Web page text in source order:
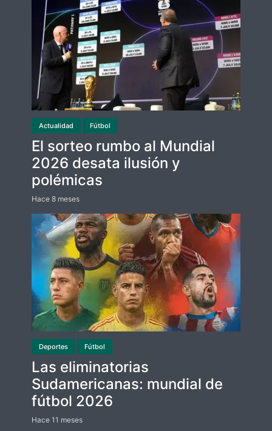
Actualidad Fútbol
El sorteo rumbo al Mundial
2026 desata ilusión y
polémicas
Hace 8 meses
Deportes Fútbol
Las eliminatorias
Sudamericanas: mundial de
fútbol 2026
Hace 11 meses